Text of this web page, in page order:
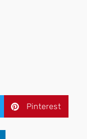
Pinterest